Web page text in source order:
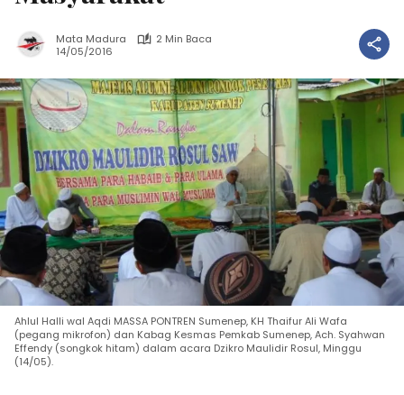
Mata Madura
2 Min Baca
14/05/2016
Ahlul Halli wal Aqdi MASSA PONTREN Sumenep, KH Thaifur Ali Wafa
(pegang mikrofon) dan Kabag Kesmas Pemkab Sumenep, Ach. Syahwan
Effendy (songkok hitam) dalam acara Dzikro Maulidir Rosul, Minggu
(14/05).